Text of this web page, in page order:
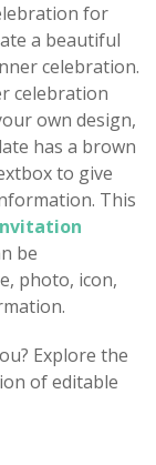
for
a beautiful
celebration.
celebration
own design,
has a brown
to give
This
be
photo, icon,
Explore the
of editable